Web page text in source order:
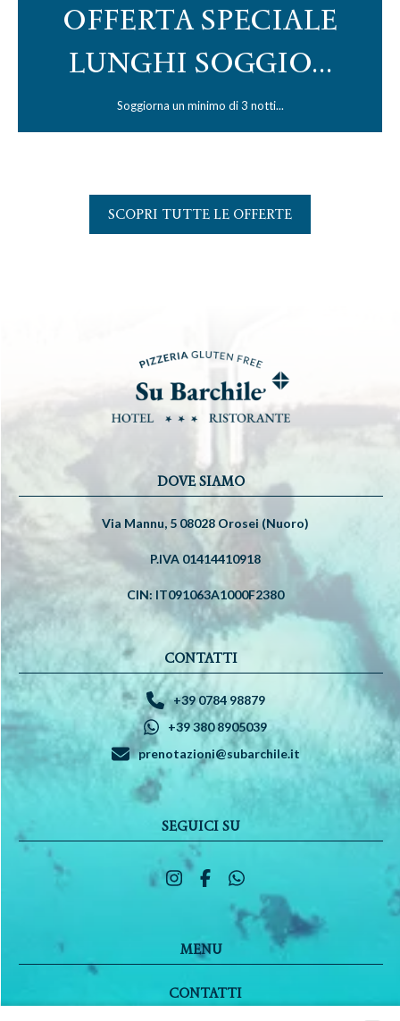
OFFERTA SPECIALE
LUNGHI SOGGIO...
Soggiorna un minimo di 3 notti...
SCOPRI TUTTE LE OFFERTE
DOVE SIAMO
Via Mannu, 5 08028 Orosei (Nuoro)
P.IVA 01414410918
CIN: IT091063A1000F2380
CONTATTI
+39 0784 98879
+39 380 8905039
prenotazioni@subarchile.it
SEGUICI SU
MENU
CONTATTI